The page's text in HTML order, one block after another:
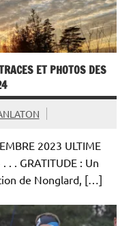
ET PHOTOS DES
2023 ULTIME
. . GRATITUDE : Un
de Nonglard, […]